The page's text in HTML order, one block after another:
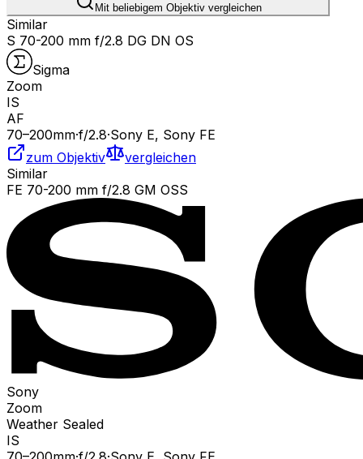
Mit beliebigem Objektiv vergleichen
Similar
S 70-200 mm f/2.8 DG DN OS
Sigma
Zoom
IS
AF
70–200mm·f/2.8·Sony E, Sony FE
zum Objektiv
vergleichen
Similar
FE 70-200 mm f/2.8 GM OSS
Sony
Zoom
Weather Sealed
IS